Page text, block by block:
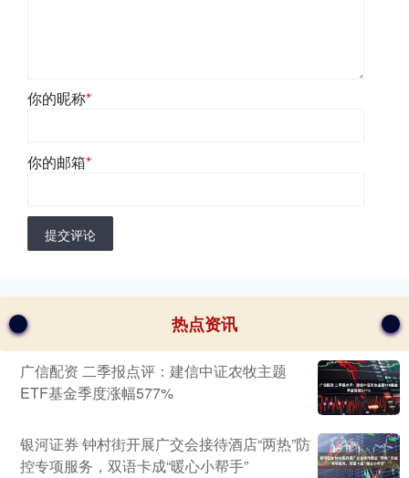
你的昵称*
你的邮箱*
提交评论
热点资讯
广信配资 二季报点评：建信中证农牧主题
ETF基金季度涨幅577%
银河证券 钟村街开展广交会接待酒店“两热”防
控专项服务，双语卡成“暖心小帮手”